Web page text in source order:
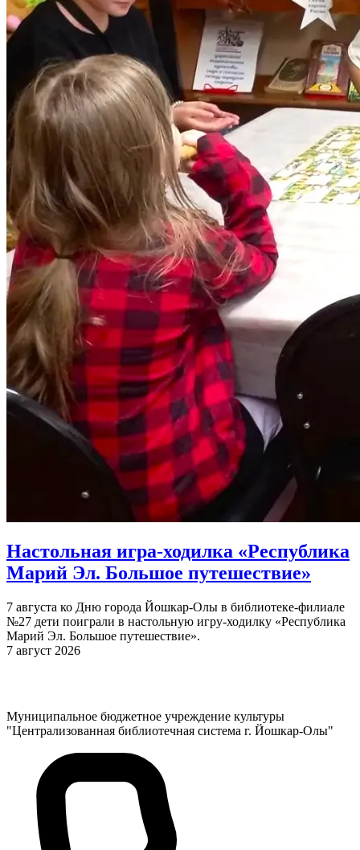
Настольная игра-ходилка «Республика
Марий Эл. Большое путешествие»
7 августа ко Дню города Йошкар-Олы в библиотеке-филиале
№27 дети поиграли в настольную игру-ходилку «Республика
Марий Эл. Большое путешествие».
7 август 2026
Муниципальное бюджетное учреждение культуры
"Централизованная библиотечная система г. Йошкар-Олы"